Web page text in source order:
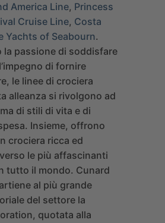
America Line, Princess
Cruise Line, Costa
Yachts of Seabourn.
la passione di soddisfare
di fornire
le linee di crociera
alleanza si rivolgono ad
di stili di vita e di
Insieme, offrono
crociera ricca ed
le più affascinanti
tutto il mondo. Cunard
al più grande
del settore la
quotata alla